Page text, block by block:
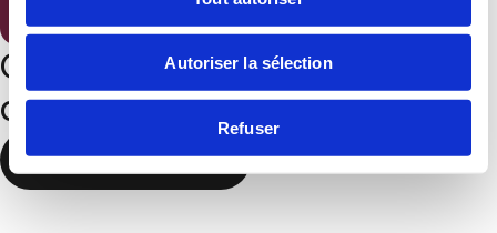
Autoriser la sélection
Refuser
Ces formations peuvent
aussi vous intéresser
Toutes les formations